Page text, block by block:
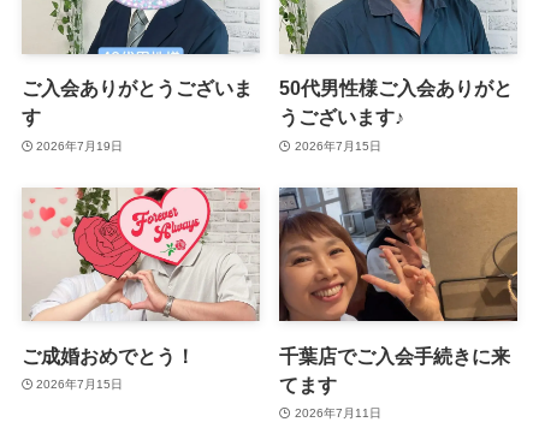
ご入会ありがとうございま
す
2026年7月19日
50代男性様ご入会ありがと
うございます♪
2026年7月15日
ご成婚おめでとう！
2026年7月15日
千葉店でご入会手続きに来
てます
2026年7月11日